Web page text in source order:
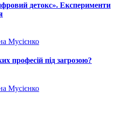
детокс». Експерименти
Мусієнко
професій під загрозою?
Мусієнко